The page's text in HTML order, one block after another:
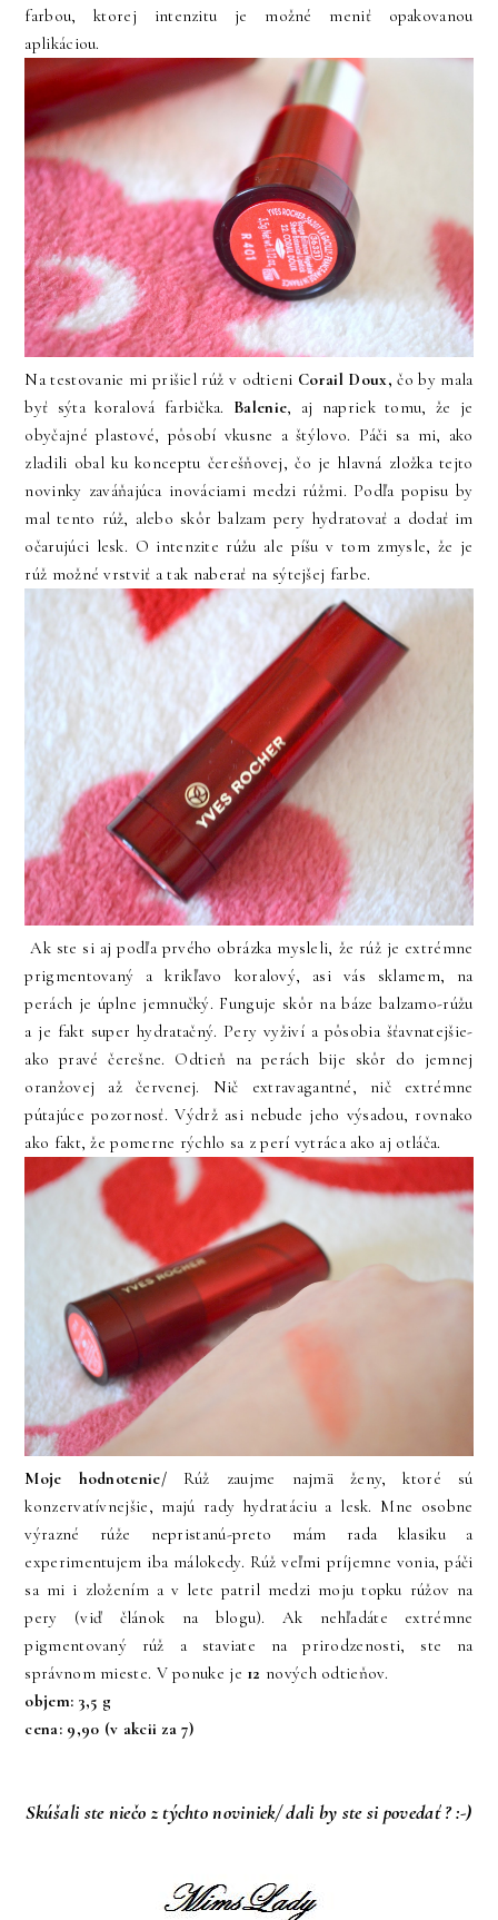
farbou, ktorej intenzitu je možné meniť opakovanou
aplikáciou.
Na testovanie mi prišiel rúž v odtieni Corail Doux, čo by mala
byť sýta koralová farbička. Balenie, aj napriek tomu, že je
obyčajné plastové, pôsobí vkusne a štýlovo. Páči sa mi, ako
zladili obal ku konceptu čerešňovej, čo je hlavná zložka tejto
novinky zaváňajúca inováciami medzi rúžmi. Podľa popisu by
mal tento rúž, alebo skôr balzam pery hydratovať a dodať im
očarujúci lesk. O intenzite rúžu ale píšu v tom zmysle, že je
rúž možné vrstviť a tak naberať na sýtejšej farbe.
Ak ste si aj podľa prvého obrázka mysleli, že rúž je extrémne
prigmentovaný a krikľavo koralový, asi vás sklamem, na
perách je úplne jemnučký. Funguje skôr na báze balzamo-rúžu
a je fakt super hydratačný. Pery vyživí a pôsobia šťavnatejšie-
ako pravé čerešne. Odtieň na perách bije skôr do jemnej
oranžovej až červenej. Nič extravagantné, nič extrémne
pútajúce pozornosť. Výdrž asi nebude jeho výsadou, rovnako
ako fakt, že pomerne rýchlo sa z perí vytráca ako aj otláča.
Moje hodnotenie/ Rúž zaujme najmä ženy, ktoré sú
konzervatívnejšie, majú rady hydratáciu a lesk. Mne osobne
výrazné rúže nepristanú-preto mám rada klasiku a
experimentujem iba málokedy. Rúž veľmi príjemne vonia, páči
sa mi i zložením a v lete patril medzi moju topku rúžov na
pery (viď článok na blogu). Ak nehľadáte extrémne
pigmentovaný rúž a staviate na prirodzenosti, ste na
správnom mieste. V ponuke je 12 nových odtieňov.
objem: 3,5 g
cena: 9,90 (v akcii za 7)
Skúšali ste niečo z týchto noviniek/ dali by ste si povedať ? :-)